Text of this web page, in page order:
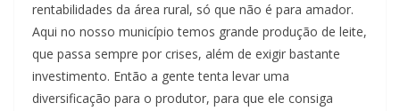
rentabilidades da área rural, só que não é para amador.
Aqui no nosso município temos grande produção de leite,
que passa sempre por crises, além de exigir bastante
investimento. Então a gente tenta levar uma
diversificação para o produtor, para que ele consiga